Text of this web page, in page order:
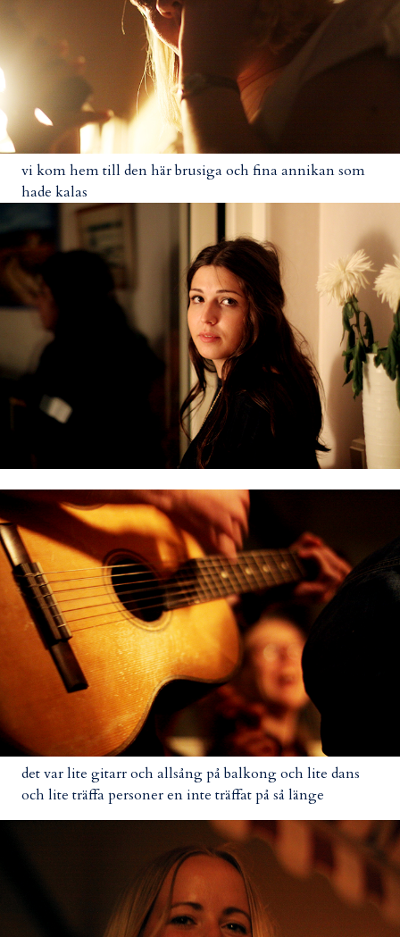
vi kom hem till den här brusiga och fina annikan som
hade kalas
det var lite gitarr och allsång på balkong och lite dans
och lite träffa personer en inte träffat på så länge